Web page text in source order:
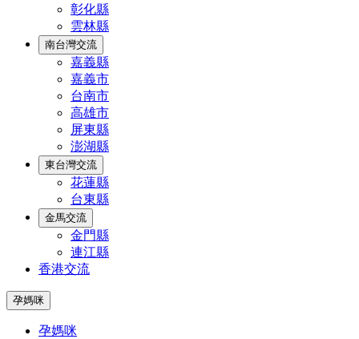
彰化縣
雲林縣
南台灣交流
嘉義縣
嘉義市
台南市
高雄市
屏東縣
澎湖縣
東台灣交流
花蓮縣
台東縣
金馬交流
金門縣
連江縣
香港交流
孕媽咪
孕媽咪